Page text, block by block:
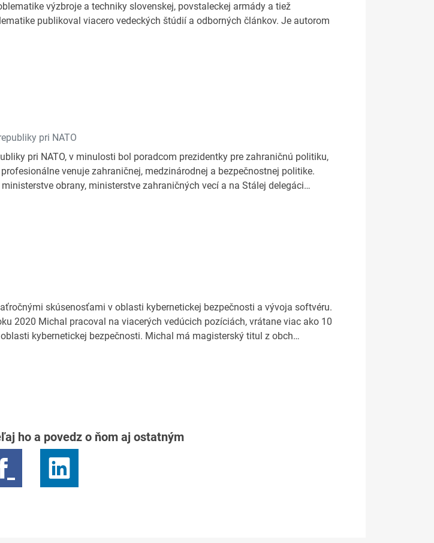
výzbroje a techniky slovenskej, povstaleckej armády a tiež
publikoval viacero vedeckých štúdií a odborných článkov. Je autorom
pri NATO
pri NATO, v minulosti bol poradcom prezidentky pre zahraničnú politiku,
venuje zahraničnej, medzinárodnej a bezpečnostnej politike.
obrany, ministerstve zahraničných vecí a na Stálej delegáci…
skúsenosťami v oblasti kybernetickej bezpečnosti a vývoja softvéru.
2020 Michal pracoval na viacerých vedúcich pozíciách, vrátane viac ako 10
kybernetickej bezpečnosti. Michal má magisterský titul z obch…
ho a povedz o ňom aj ostatným